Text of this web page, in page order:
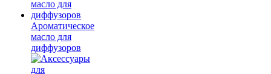
Ароматическое
масло для
диффузоров